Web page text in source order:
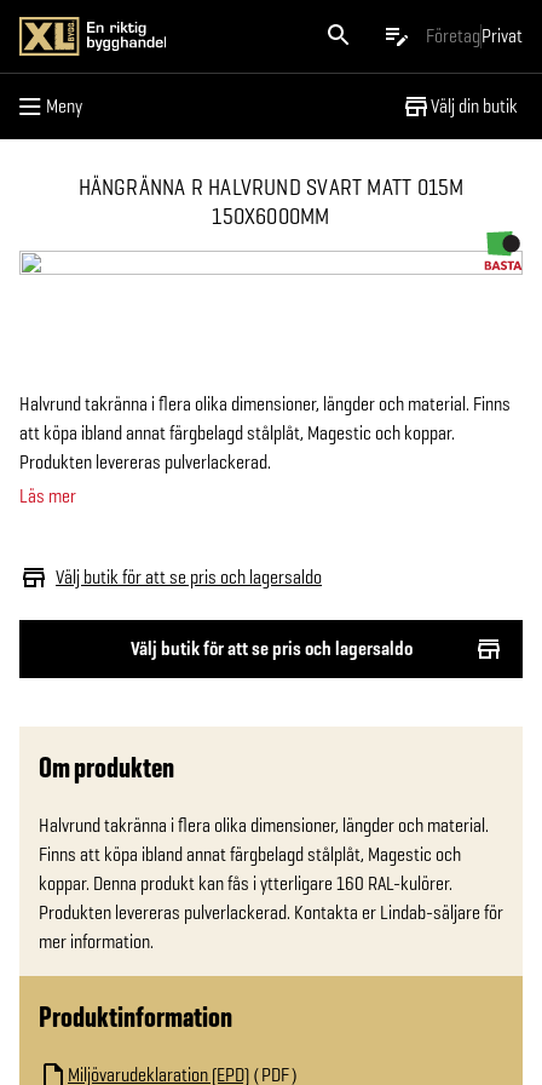
FöretagPrivat
Meny Välj din butik
Meny
HÄNGRÄNNA R HALVRUND SVART MATT 015M
150X6000MM
Välj butik för att se pris och lagersaldo
Välj butik för att se pris och lagersaldo
Halvrund takränna i flera olika dimensioner, längder och material. Finns
att köpa ibland annat färgbelagd stålplåt, Magestic och koppar.
Produkten levereras pulverlackerad.
Läs mer
Om produkten
Halvrund takränna i flera olika dimensioner, längder och material.
Finns att köpa ibland annat färgbelagd stålplåt, Magestic och
koppar. Denna produkt kan fås i ytterligare 160 RAL-kulörer.
Produkten levereras pulverlackerad. Kontakta er Lindab-säljare för
mer information.
Produktinformation
Miljövarudeklaration (EPD) PDF